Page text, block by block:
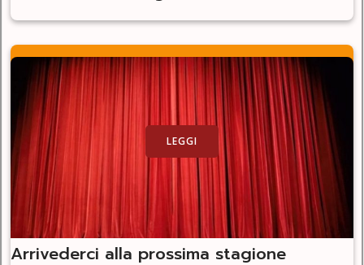
LEGGI
Arrivederci alla prossima stagione